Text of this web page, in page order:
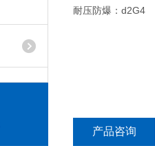
耐压防爆：d2G4
产品咨询